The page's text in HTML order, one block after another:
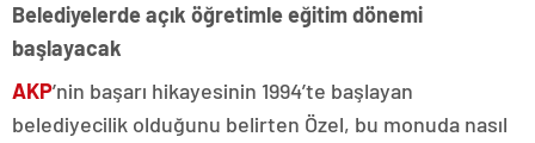
Belediyelerde açık öğretimle eğitim dönemi
başlayacak
AKP’nin başarı hikayesinin 1994’te başlayan
belediyecilik olduğunu belirten Özel, bu monuda nasıl